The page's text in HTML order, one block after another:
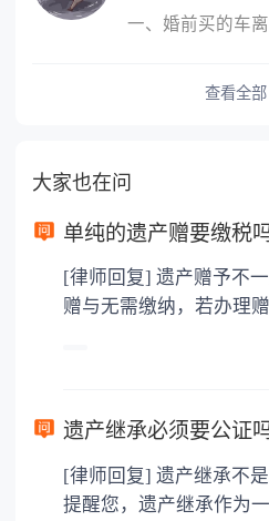
查看全部
大家也在问
单纯的遗产赠要缴税吗
[律师回复] 遗产赠予不一定要缴税。单纯的遗产
赠与无需缴纳，若办理
所得税、契税和公证费
要缴纳公证费，具体如下： 1. 公证费：
3. 印花税：按房屋评估价的
地增值税：按房价1%缴纳 5. 房屋产权登记
遗产继承必须要公证吗
[律师回复] 遗产继承不是必须要公证。法律快车
提醒您，遗产继承作为